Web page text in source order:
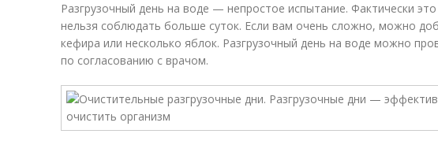
Разгрузочный день на воде — непростое испытание. Фактически
нельзя соблюдать больше суток. Если вам очень сложно, можно
кефира или несколько яблок. Разгрузочный день на воде можно
по согласованию с врачом.